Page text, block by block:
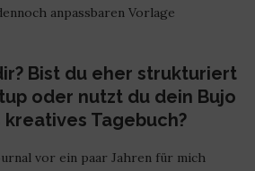
anpassbaren Vorlage
Bist du eher strukturiert
oder nutzt du dein Bujo
Tagebuch?
vor ein paar Jahren für mich